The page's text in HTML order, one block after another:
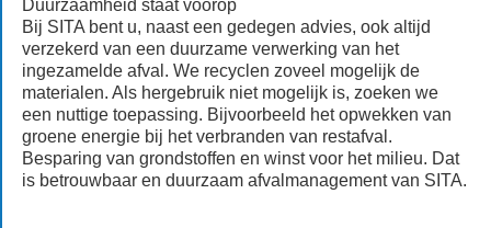
Duurzaamheid staat voorop
Bij SITA bent u, naast een gedegen advies, ook altijd
verzekerd van een duurzame verwerking van het
ingezamelde afval. We recyclen zoveel mogelijk de
materialen. Als hergebruik niet mogelijk is, zoeken we
een nuttige toepassing. Bijvoorbeeld het opwekken van
groene energie bij het verbranden van restafval.
Besparing van grondstoffen en winst voor het milieu. Dat
is betrouwbaar en duurzaam afvalmanagement van SITA.